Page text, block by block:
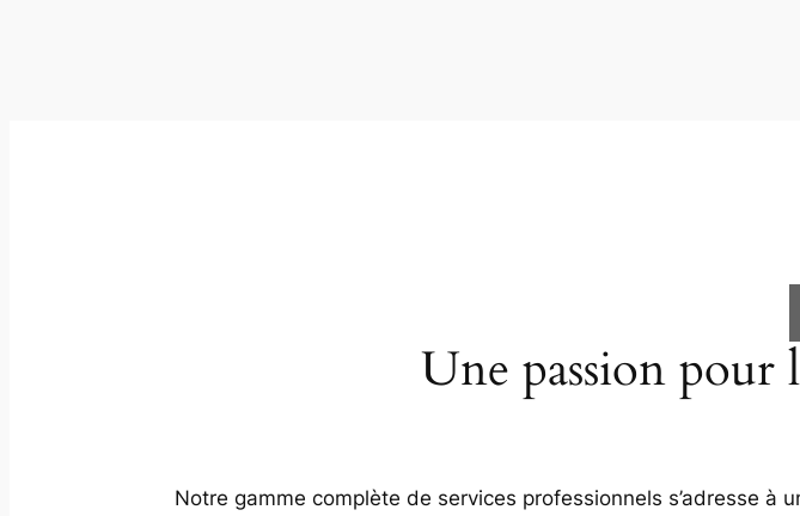
Une passion pour
Notre gamme complète de services professionnels s’adresse